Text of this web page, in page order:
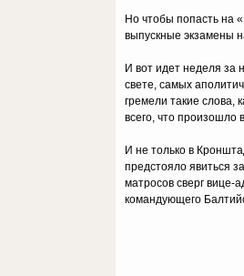
Но чтобы попасть на
выпускные экзамены
И вот идет неделя за
свете, самых
гремели такие слова,
всего, что произошло
И не только в
предстояло явиться
матросов сверг вице-
командующего